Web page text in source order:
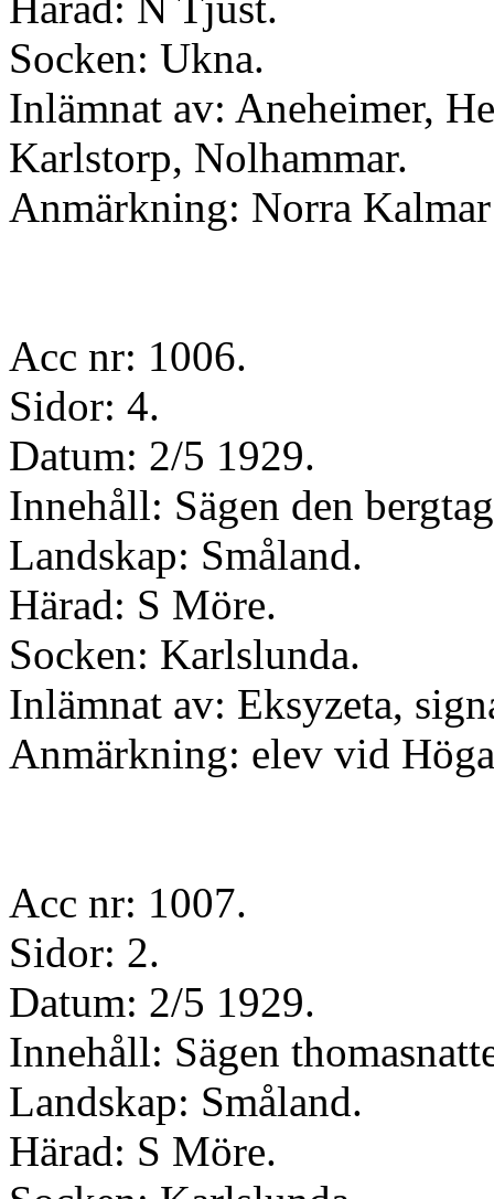
Socken: Ukna.
Inlämnat av: Aneheimer,
Karlstorp, Nolhammar.
Anmärkning: Norra
Acc nr: 1006.
Sidor: 4.
Datum: 2/5 1929.
Innehåll: Sägen den
Landskap: Småland.
Härad: S Möre.
Socken: Karlslunda.
Inlämnat av: Eksyzeta,
Anmärkning: elev vid
Acc nr: 1007.
Sidor: 2.
Datum: 2/5 1929.
Innehåll: Sägen
Landskap: Småland.
Härad: S Möre.